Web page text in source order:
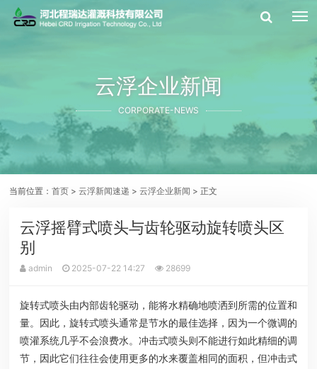
云浮企业新闻
CORPORATE-NEWS
当前位置：首页 >云浮新闻速递 >云浮企业新闻 > 正文
云浮摇臂式喷头与齿轮驱动旋转喷头区
别
admin 2025-07-22 14:27 28699
旋转式喷头由内部齿轮驱动，能将水精确地喷洒到所需的位置和
量。因此，旋转式喷头通常是节水的最佳选择，因为一个微调的
喷灌系统几乎不会浪费水。冲击式喷头则不能进行如此精细的调
节，因此它们往往会使用更多的水来覆盖相同的面积，但冲击式